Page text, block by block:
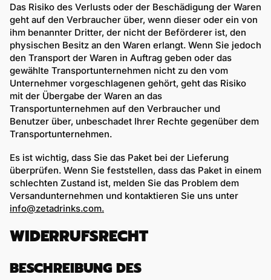
Das Risiko des Verlusts oder der Beschädigung der Waren
geht auf den Verbraucher über, wenn dieser oder ein von
ihm benannter Dritter, der nicht der Beförderer ist, den
physischen Besitz an den Waren erlangt. Wenn Sie jedoch
den Transport der Waren in Auftrag geben oder das
gewählte Transportunternehmen nicht zu den vom
Unternehmer vorgeschlagenen gehört, geht das Risiko
mit der Übergabe der Waren an das
Transportunternehmen auf den Verbraucher und
Benutzer über, unbeschadet Ihrer Rechte gegenüber dem
Transportunternehmen.
Es ist wichtig, dass Sie das Paket bei der Lieferung
überprüfen. Wenn Sie feststellen, dass das Paket in einem
schlechten Zustand ist, melden Sie das Problem dem
Versandunternehmen und kontaktieren Sie uns unter
info@zetadrinks.com.
WIDERRUFSRECHT
BESCHREIBUNG DES